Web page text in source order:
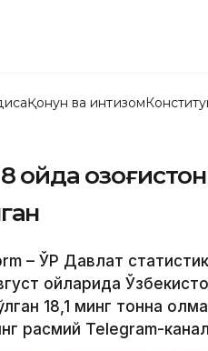
Қонун ва интизом
ойда
– ЎР Давлат
ойларида
18,1 минг тонна
расмий Telegram-